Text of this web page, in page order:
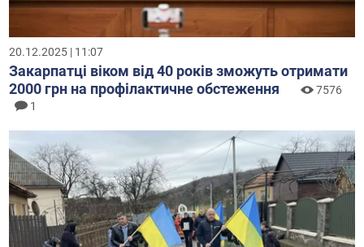
20.12.2025 | 11:07
Закарпатці віком від 40 років зможуть отримати
2000 грн на профілактичне обстеження
7576
1